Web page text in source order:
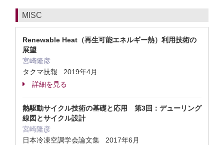
MISC
Renewable Heat（再生可能エネルギー熱）利用技術の
展望
宮崎隆彦
タクマ技報 2019年4月
詳細を見る
熱駆動サイクル技術の基礎と応用 第3回：デューリング
線図とサイクル設計
宮崎隆彦
日本冷凍空調学会論文集 2017年6月